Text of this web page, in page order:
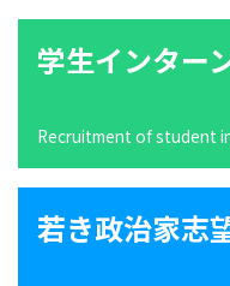
学生インター
Recruitment of student
若き政治家志